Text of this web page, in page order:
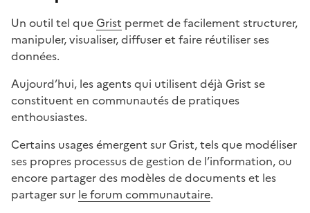
Un outil tel queGrist permet de facilement structurer,
manipuler, visualiser, diffuser et faire réutiliser ses
données.
Aujourd’hui, les agents qui utilisent déjà Grist se
constituent en communautés de pratiques
enthousiastes.
Certains usages émergent sur Grist, tels que modéliser
ses propres processus de gestion de l’information, ou
encore partager des modèles de documents et les
partager sur le forum communautaire.